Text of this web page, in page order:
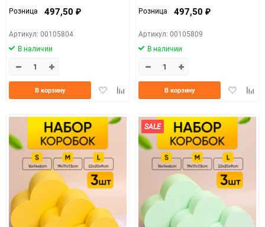
Розница 497,50 ₽
Артикул: 00105804
В наличии
ДобавитьДобавить
В корзину
Розница 497,50 ₽
Артикул: 00105809
В наличии
Добавить
В корзину
SALE